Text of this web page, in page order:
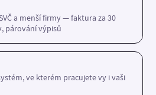
a menší firmy — faktura za 30
párování výpisů
ve kterém pracujete vy i vaši